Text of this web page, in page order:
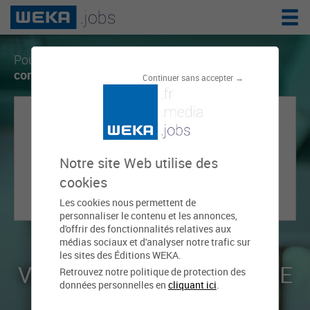
Continuer sans accepter →
Notre site Web utilise des
cookies
Les cookies nous permettent de
personnaliser le contenu et les annonces,
d'offrir des fonctionnalités relatives aux
médias sociaux et d'analyser notre trafic sur
les sites des Éditions WEKA.
Retrouvez notre politique de protection des
données personnelles en cliquant ici.
Pour créer une alerte, vous devez disposer d'
compte sur weka.jobs
RECEVEZ LES
NOUVELLES OFFRES
qui correspondent à votre recherche.
VOUS N'AVEZ PAS ENCORE
DE COMPTE ?